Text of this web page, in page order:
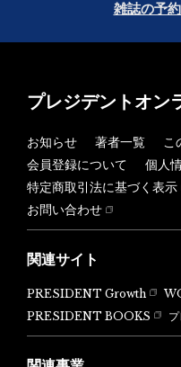
雑誌の予
プレジデントオン
お知らせ 著者一覧
こ
会員登録について
個人
特定商取引法に基づく表示
お問い合わせ
関連サイト
PRESIDENT Growth
PRESIDENT BOOKS